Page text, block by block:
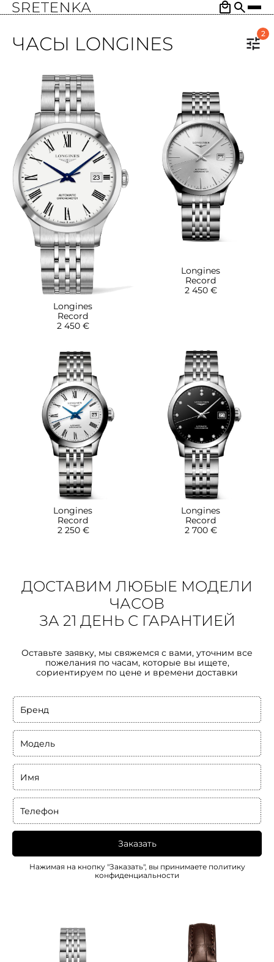
ЧАСЫ LONGINES 2
Longines
Record
2 450 €
Longines
Record
2 450 €
Longines
Record
2 250 €
Longines
Record
2 700 €
ДОСТАВИМ ЛЮБЫЕ МОДЕЛИ
ЧАСОВ
ЗА 21 ДЕНЬ С ГАРАНТИЕЙ
Оставьте заявку, мы свяжемся с вами, уточним все
пожелания по часам, которые вы ищете,
сориентируем по цене и времени доставки
Бренд
Модель
Имя
Телефон
Заказать
Нажимая на кнопку "Заказать", вы принимаете политику
конфиденциальности